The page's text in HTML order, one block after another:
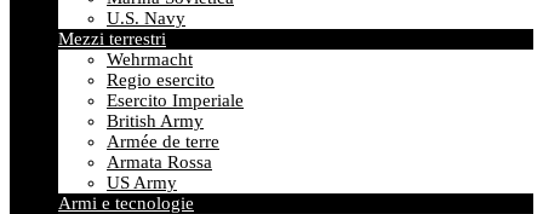
U.S. Navy
Mezzi terrestri
Wehrmacht
Regio esercito
Esercito Imperiale
British Army
Armée de terre
Armata Rossa
US Army
Armi e tecnologie